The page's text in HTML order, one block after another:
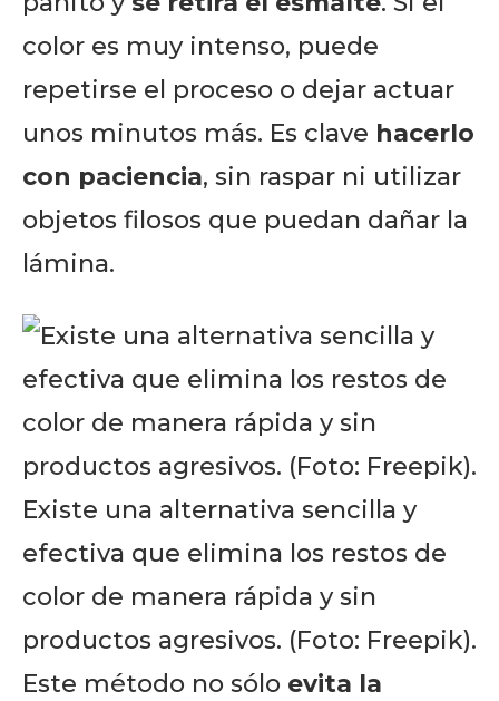
color es muy intenso, puede
repetirse el proceso o dejar actuar
unos minutos más. Es clave hacerlo
con paciencia, sin raspar ni utilizar
objetos filosos que puedan dañar la
lámina.
Existe una alternativa sencilla y
efectiva que elimina los restos de
color de manera rápida y sin
productos agresivos. (Foto: Freepik).
Este método no sólo evita la